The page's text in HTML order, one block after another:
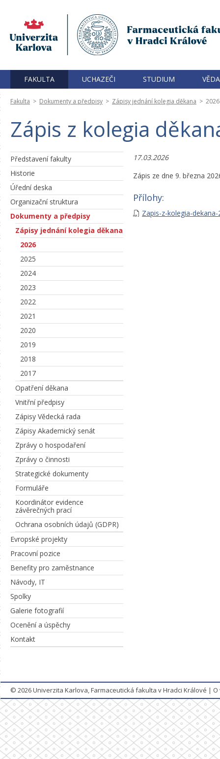
FAKULTA UCHAZEČI STUDIUM
Fakulta > Dokumenty a předpisy > Zápisy jednání kolegia děkana > 2026
Zápis z kolegia
Představení fakulty
Historie
Úřední deska
Organizační struktura
Dokumenty a předpisy
Zápisy jednání kolegia děkana
2026
2025
2024
2023
2022
2021
2020
2019
2018
2017
Opatření děkana
Vnitřní předpisy
Zápisy Vědecká rada
Zápisy Akademický senát
Zprávy o hospodaření
Zprávy o činnosti
Strategické dokumenty
Formuláře
Koordinátor evidence
závěrečných prací
Ochrana osobních údajů (GDPR)
Evropské projekty
Pracovní pozice
Benefity pro zaměstnance
Návody, IT
Spolky
Galerie fotografií
Ocenění a úspěchy
Kontakt
17.03.2026
Zápis ze dne 9. března
Přílohy:
Zapis-z-kolegia-
© 2026Univerzita Karlova, Farmaceutická fakulta v Hradci Králové |